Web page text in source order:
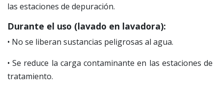
las estaciones de depuración.
Durante el uso (lavado en lavadora):
• No se liberan sustancias peligrosas al agua.
• Se reduce la carga contaminante en las estaciones de
tratamiento.